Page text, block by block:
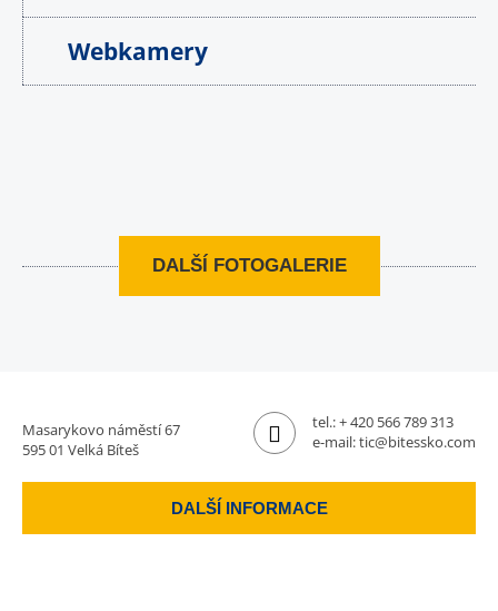
Webkamery
DALŠÍ FOTOGALERIE
Masarykovo náměstí 67
595 01 Velká Bíteš
tel.:+ 420 566 789 313
e-mail:tic@bitessko.com
DALŠÍ INFORMACE